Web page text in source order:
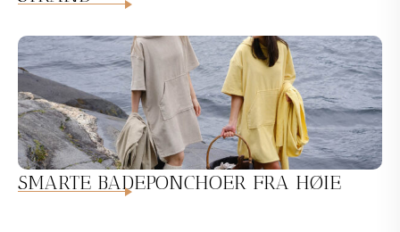
SMARTE BADEPONCHOER FRA HØIE